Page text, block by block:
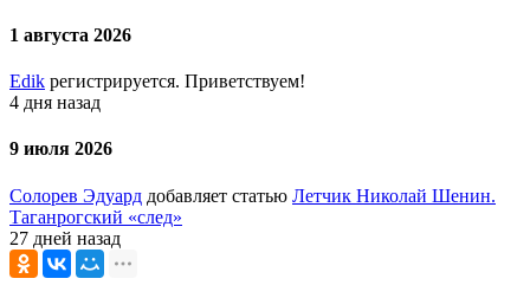
1 августа 2026
Edik регистрируется. Приветствуем!
4 дня назад
9 июля 2026
Солорев Эдуард добавляет статью Летчик Николай Шенин.
Таганрогский «след»
27 дней назад